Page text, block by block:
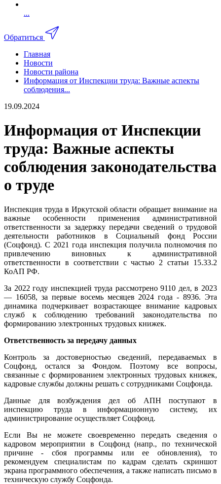
...
Обратиться
Главная
Новости
Новости района
Информация от Инспекции труда: Важные аспекты
соблюдения...
19.09.2024
Информация от Инспекции
труда: Важные аспекты
соблюдения законодательства
о труде
Инспекция труда в Иркутской области обращает внимание на
важные особенности применения административной
ответственности за задержку передачи сведений о трудовой
деятельности работников в Социальный фонд России
(Соцфонд). С 2021 года инспекция получила полномочия по
привлечению виновных к административной
ответственности в соответствии с частью 2 статьи 15.33.2
КоАП РФ.
За 2022 году инспекцией труда рассмотрено 9110 дел, в 2023
— 16058, за первые восемь месяцев 2024 года - 8936. Эта
динамика подчеркивает возрастающее внимание кадровых
служб к соблюдению требований законодательства по
формированию электронных трудовых книжек.
Ответственность за передачу данных
Контроль за достоверностью сведений, передаваемых в
Соцфонд, остался за Фондом. Поэтому все вопросы,
связанные с формированием электронных трудовых книжек,
кадровые службы должны решать с сотрудниками Соцфонда.
Данные для возбуждения дел об АПН поступают в
инспекцию труда в информационную систему, их
администрирование осуществляет Соцфонд.
Если Вы не можете своевременно передать сведения о
кадровом мероприятии в Соцфонд (напр., по технической
причине - сбоя программы или ее обновления), то
рекомендуем специалистам по кадрам сделать скриншот
экрана программного обеспечения, а также написать письмо в
техническую службу Соцфонда.